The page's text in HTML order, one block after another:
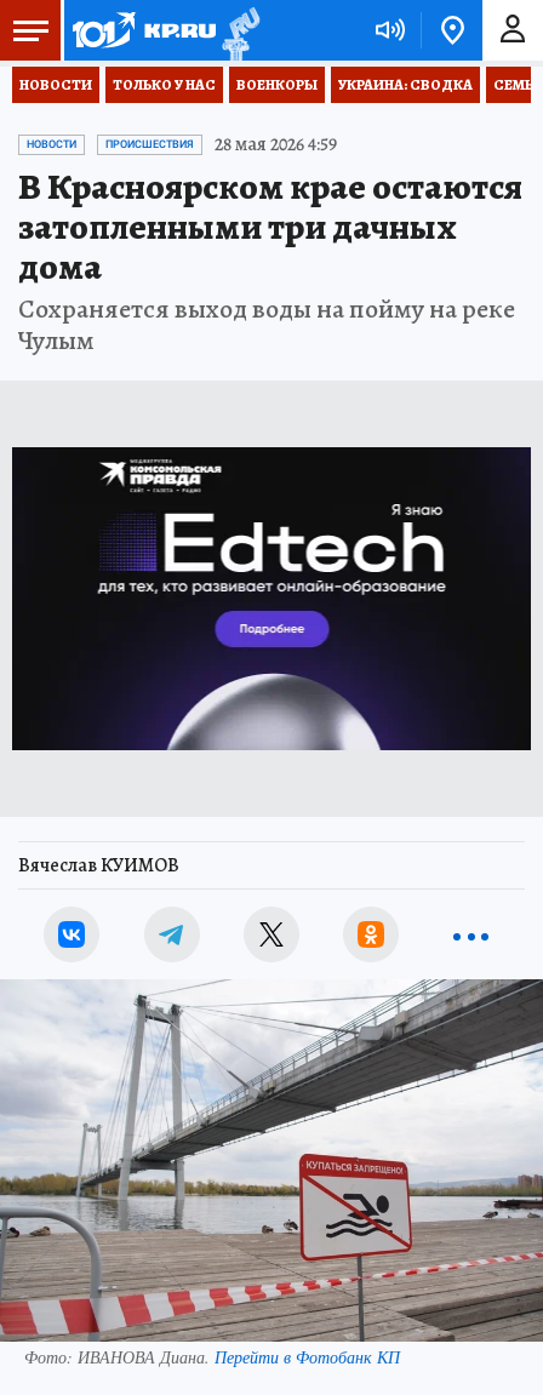
НОВОСТИ ТОЛЬКО У НАС ВОЕНКОРЫ УКРАИНА: СВОДКА
НОВОСТИ ПРОИСШЕСТВИЯ 28 мая 2026 4:59
В Красноярском крае остаются
затопленными три дачных
дома
Сохраняется выход воды на пойму на реке
Чулым
Вячеслав КУИМОВ
Фото: ИВАНОВА Диана. Перейти в Фотобанк КП